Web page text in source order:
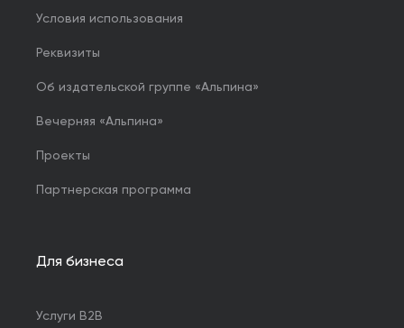
Условия использования
Реквизиты
Об издательской группе «Альпина»
Вечерняя «Альпина»
Проекты
Партнерская программа
Для бизнеса
Услуги B2B